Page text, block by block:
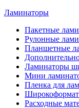
Ламинаторы
Пакетные
Рулонные
Планшетные
Ламинаторы
Мини
Пленка для
Расходные